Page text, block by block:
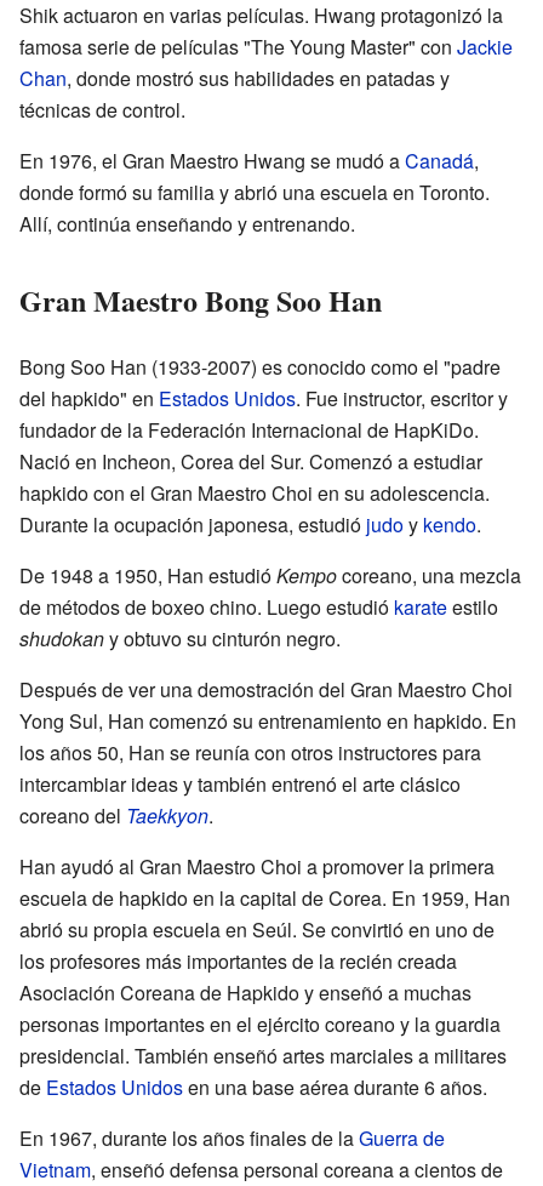
Shik actuaron en varias películas. Hwang protagonizó la
famosa serie de películas "The Young Master" con Jackie
Chan, donde mostró sus habilidades en patadas y
técnicas de control.
En 1976, el Gran Maestro Hwang se mudó aCanadá,
donde formó su familia y abrió una escuela en Toronto.
Allí, continúa enseñando y entrenando.
Gran Maestro Bong Soo Han
Bong Soo Han (1933-2007) es conocido como el "padre
del hapkido" en Estados Unidos. Fue instructor, escritor y
fundador de la Federación Internacional de HapKiDo.
Nació en Incheon, Corea del Sur. Comenzó a estudiar
hapkido con el Gran Maestro Choi en su adolescencia.
Durante la ocupación japonesa, estudió judoy kendo.
De 1948 a 1950, Han estudióKempocoreano, una mezcla
de métodos de boxeo chino. Luego estudió karateestilo
shudokany obtuvo su cinturón negro.
Después de ver una demostración del Gran Maestro Choi
Yong Sul, Han comenzó su entrenamiento en hapkido. En
los años 50, Han se reunía con otros instructores para
intercambiar ideas y también entrenó el arte clásico
coreano del Taekkyon.
Han ayudó al Gran Maestro Choi a promover la primera
escuela de hapkido en la capital de Corea. En 1959, Han
abrió su propia escuela en Seúl. Se convirtió en uno de
los profesores más importantes de la recién creada
Asociación Coreana de Hapkido y enseñó a muchas
personas importantes en el ejército coreano y la guardia
presidencial. También enseñó artes marciales a militares
de Estados Unidosen una base aérea durante 6 años.
En 1967, durante los años finales de laGuerra de
Vietnam, enseñó defensa personal coreana a cientos de